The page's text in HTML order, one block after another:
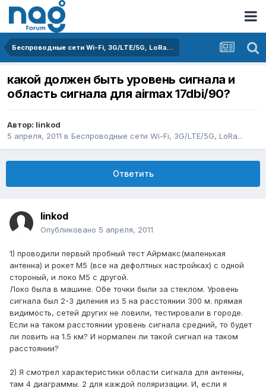
Беспроводные сети Wi-Fi, 3G/LTE/5G, LoRa...
какой должен быть уровень сигнала и
область сигнала для airmax 17dbi/90?
Автор: linkod
5 апреля, 2011 в Беспроводные сети Wi-Fi, 3G/LTE/5G, LoRa...
Ответить
linkod
Опубликовано 5 апреля, 2011
1) проводили первый пробный тест Айрмакс(маленькая
антенна) и рокет М5 (все на дефолтных настройках) с одной
стороный, и локо М5 с другой.
Локо была в машине. Обе точки были за стеклом. Уровень
сигнала был 2-3 диления из 5 на расстоянии 300 м. прямая
видимость, сетей других не ловили, тестировали в городе.
Если на таком расстоянии уровень сигнала средний, то будет
ли ловить на 1.5 км? И нормален ли такой сигнал на таком
расстоянии?
2) Я смотрел характеристики области сигнала для антенны,
там 4 диаграммы. 2 для каждой поляризации. И, если я